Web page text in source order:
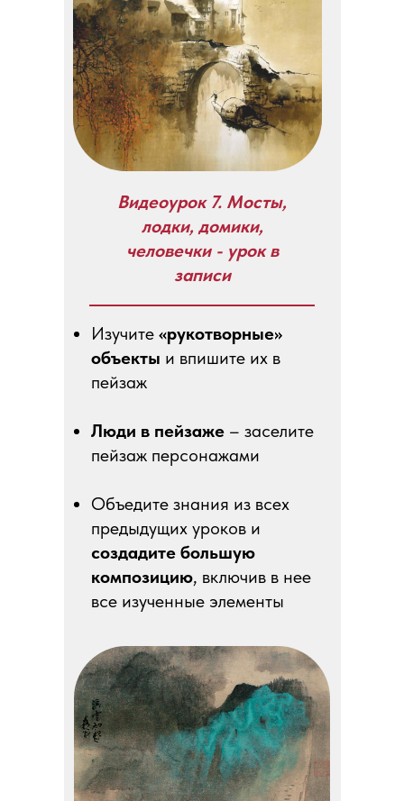
Изучите «рукотворные»
объекты и впишите их в
пейзаж
Люди в пейзаже – заселите
пейзаж персонажами
Объедите знания из всех
предыдущих уроков и
создадите большую
композицию, включив в нее
все изученные элементы
Видеоурок 7. Мосты,
лодки, домики,
человечки - урок в
записи